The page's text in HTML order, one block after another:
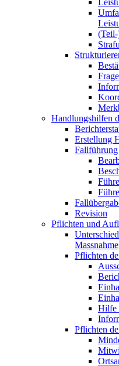
Handlungshilfen
Erstellung
Fallführung
Revision
Pflichten und
Massnahme
Pflichten
Hilfe
Pflichten